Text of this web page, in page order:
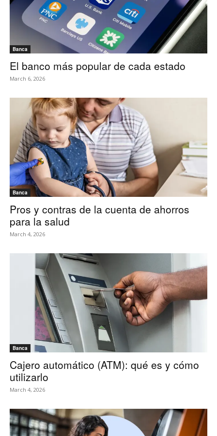
Banca
El banco más popular de cada estado
March 6, 2026
Banca
Pros y contras de la cuenta de ahorros
para la salud
March 4, 2026
Banca
Cajero automático (ATM): qué es y cómo
utilizarlo
March 4, 2026